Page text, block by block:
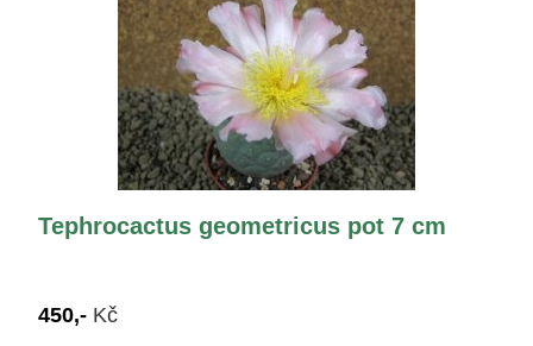
Tephrocactus geometricus pot 7 cm
450,- Kč